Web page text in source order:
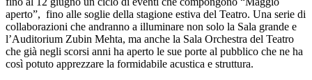
aperto”, fino alle soglie della stagione estiva del Teatro. Una serie di
collaborazioni che andranno a illuminare non solo la Sala grande e
l’Auditorium Zubin Mehta, ma anche la Sala Orchestra del Teatro
che già negli scorsi anni ha aperto le sue porte al pubblico che ne ha
così potuto apprezzare la formidabile acustica e struttura.